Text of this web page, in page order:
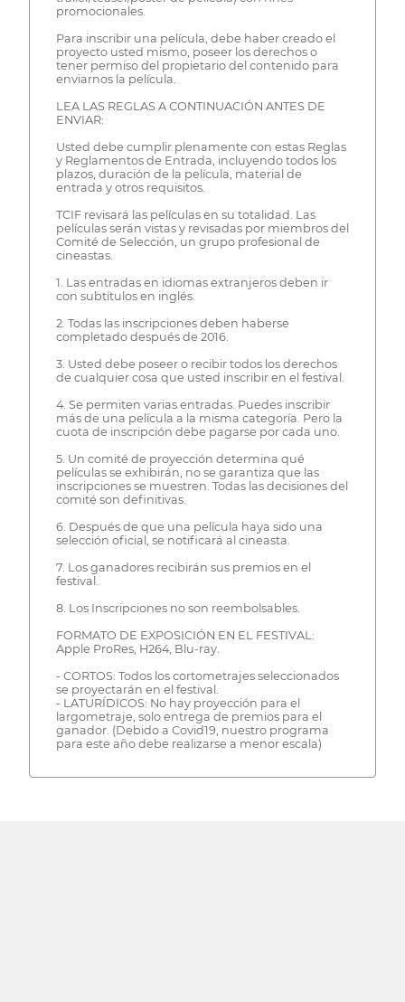
promocionales.
Para inscribir una película, debe haber creado el
proyecto usted mismo, poseer los derechos o
tener permiso del propietario del contenido para
enviarnos la película.
LEA LAS REGLAS A CONTINUACIÓN ANTES DE
ENVIAR:
Usted debe cumplir plenamente con estas Reglas
y Reglamentos de Entrada, incluyendo todos los
plazos, duración de la película, material de
entrada y otros requisitos.
TCIF revisará las películas en su totalidad. Las
películas serán vistas y revisadas por miembros del
Comité de Selección, un grupo profesional de
cineastas.
1. Las entradas en idiomas extranjeros deben ir
con subtítulos en inglés.
2. Todas las inscripciones deben haberse
completado después de 2016.
3. Usted debe poseer o recibir todos los derechos
de cualquier cosa que usted inscribir en el festival.
4. Se permiten varias entradas. Puedes inscribir
más de una película a la misma categoría. Pero la
cuota de inscripción debe pagarse por cada uno.
5. Un comité de proyección determina qué
películas se exhibirán, no se garantiza que las
inscripciones se muestren. Todas las decisiones del
comité son definitivas.
6. Después de que una película haya sido una
selección oficial, se notificará al cineasta.
7. Los ganadores recibirán sus premios en el
festival.
8. Los Inscripciones no son reembolsables.
FORMATO DE EXPOSICIÓN EN EL FESTIVAL:
Apple ProRes, H264, Blu-ray.
- CORTOS: Todos los cortometrajes seleccionados
se proyectarán en el festival.
- LATURÍDICOS: No hay proyección para el
largometraje, solo entrega de premios para el
ganador. (Debido a Covid19, nuestro programa
para este año debe realizarse a menor escala)